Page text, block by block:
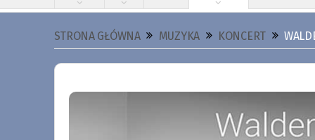
STRONA GŁÓWNA MUZYKA KONCERT